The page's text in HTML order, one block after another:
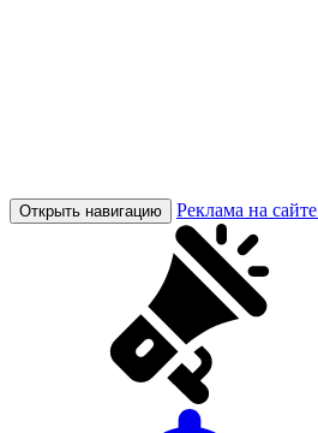
Открыть навигацию Реклама на сайте